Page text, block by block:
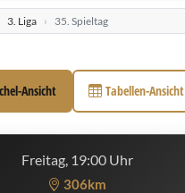
3. Liga 35. Spieltag
Ansicht Tabellen-Ansicht
Freitag, 19:00 Uhr
306km